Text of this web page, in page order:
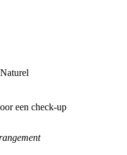
een check-up